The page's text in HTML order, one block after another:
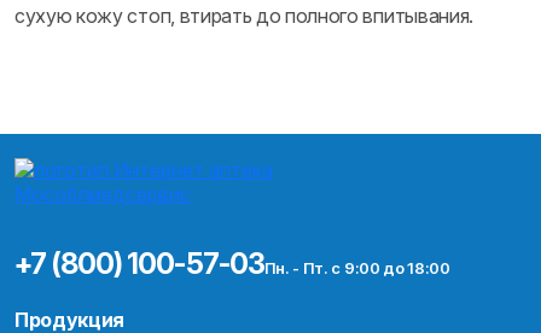
сухую кожу стоп, втирать до полного впитывания.
+7 (800) 100-57-03Пн. - Пт. с 9:00 до 18:00
Продукция